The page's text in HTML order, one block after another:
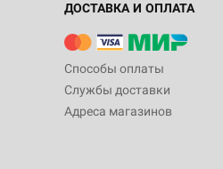
ДОСТАВКА И ОПЛАТА
Способы оплаты
Службы доставки
Адреса магазинов